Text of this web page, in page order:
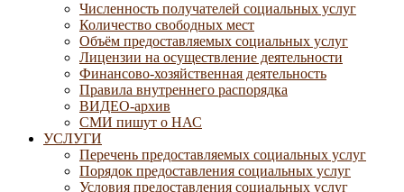
Численность получателей социальных услуг
Количество свободных мест
Объём предоставляемых социальных услуг
Лицензии на осуществление деятельности
Финансово-хозяйственная деятельность
Правила внутреннего распорядка
ВИДЕО-архив
СМИ пишут о НАС
УСЛУГИ
Перечень предоставляемых социальных услуг
Порядок предоставления социальных услуг
Условия предоставления социальных услуг